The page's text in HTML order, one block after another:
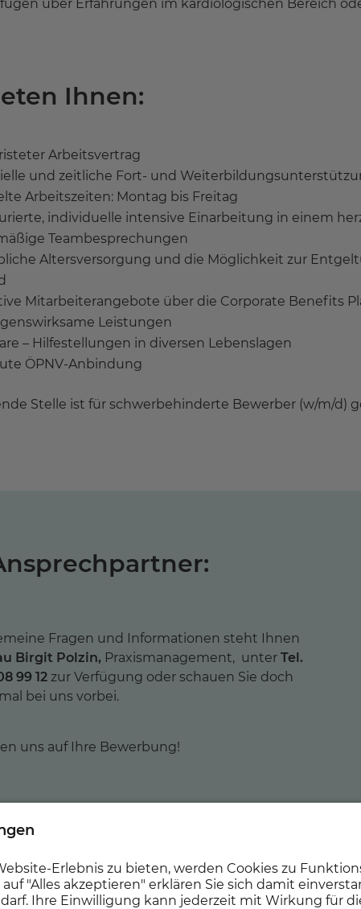
über Erfahrungen im kardiologischen Bereich
Ihnen:
Arbeitsvertrag
und zeitliche Fort- und
Arbeitszeiten: Montag bis Freitag
individuelle intensive Einarbeitung in einem
Teambesprechungen
Altersversorgung und die Möglichkeit zur
Mitarbeiterangebote über die Corporate Benefits
Leistungen
– Hilfestellungen in diversen Lebenslagen
ÖPNV-Anbindung
Stelle ist für schwerbehinderte Bewerber (w/m/d)
Fragen und Informationen steht Ihnen
Birgit Polzin, Praxismanagement, unter Tel.
99 12 zur Verfügung oder schauen Sie doch
bei uns vorbei.
uns auf Ihre Bewerbung!